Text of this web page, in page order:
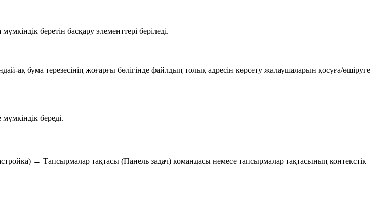
беретін басқару элементтері беріледі.
ақ бума терезесінің жоғарғы бөлігінде файлдың толық адресін көрсету жалаушаларын қосуға/өшіруге
береді.
→ Тапсырмалар тақтасы (Панель задач) командасы немесе тапсырмалар тақтасының контекстік